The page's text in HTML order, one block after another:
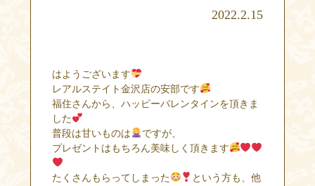
2022.2.15
はようございます
レアルステイト金沢店の安部です
福住さんから、ハッピーバレンタインを頂きま
した
普段は甘いものは
ですが、
プレゼントはもちろん美味しく頂きます
たくさんもらってしまった
という方も、他